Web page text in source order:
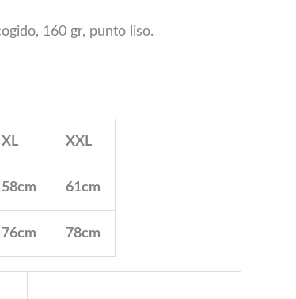
160 gr, punto liso.
XL XXL
58cm 61cm
76cm 78cm